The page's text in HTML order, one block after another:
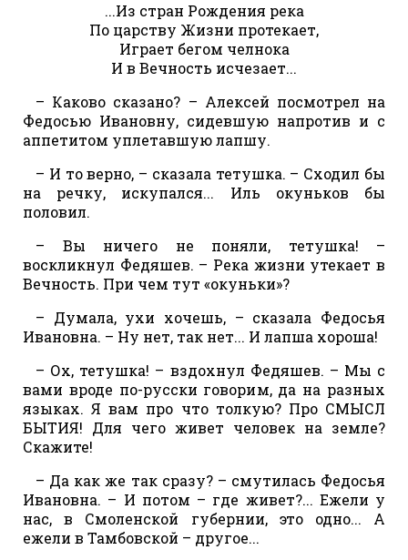
...Из стран Рождения река
По царству Жизни протекает,
Играет бегом челнока
И в Вечность исчезает...
– Каково сказано? – Алексей посмотрел на
Федосью Ивановну, сидевшую напротив и с
аппетитом уплетавшую лапшу.
– И то верно, – сказала тетушка. – Сходил бы
на речку, искупался... Иль окуньков бы
половил.
– Вы ничего не поняли, тетушка! –
воскликнул Федяшев. – Река жизни утекает в
Вечность. При чем тут «окуньки»?
– Думала, ухи хочешь, – сказала Федосья
Ивановна. – Ну нет, так нет... И лапша хороша!
– Ох, тетушка! – вздохнул Федяшев. – Мы с
вами вроде по-русски говорим, да на разных
языках. Я вам про что толкую? Про СМЫСЛ
БЫТИЯ! Для чего живет человек на земле?
Скажите!
– Да как же так сразу? – смутилась Федосья
Ивановна. – И потом – где живет?... Ежели у
нас, в Смоленской губернии, это одно... А
ежели в Тамбовской – другое...